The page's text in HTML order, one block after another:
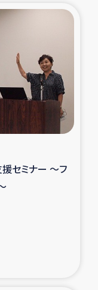
も支援
林活動
・越冬支援
支援事業
への農業支援
セミナー ～フ